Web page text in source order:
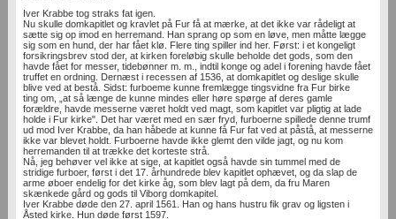
Iver Krabbe tog straks fat igen.
Nu skulle domkapitlet og kravlet på Fur få at mærke, at det ikke var rådeligt at
sætte sig op imod en herremand. Han sprang op som en løve, men måtte lægge
sig som en hund, der har fået klø. Flere ting spiller ind her. Først: i et kongeligt
forsikringsbrev stod der, at kirken foreløbig skulle beholde det gods, som den
havde fået for messer, tidebønner m. m., indtil konge og adel i forening havde fået
truffet en ordning. Dernæst i recessen af 1536, at domkapitlet og deslige skulle
blive ved at bestå. Sidst: furboeme kunne fremlægge tingsvidne fra Fur birke­
ting om, „at så længe de kunne mindes eller høre spørge af deres gamle
forældre, havde messerne været holdt ved magt, som kapitlet var pligtig at lade
holde i Fur kirke". Det har været med en sær fryd, furboerne spillede denne trumf
ud mod Iver Krabbe, da han håbede at kunne få Fur fat ved at påstå, at messerne
ikke var blevet holdt. Furboerne havde ikke glemt den vilde jagt, og nu kom
herremanden til at trække det korteste strå.
Nå, jeg behøver vel ikke at sige, at kapitlet også havde sin tummel med de
stridige furboer, først i det 17. århundrede blev kapitlet ophævet, og da slap de
arme øboer endelig for det kirke åg, som blev lagt på dem, da fru Maren
skænkede gård og gods til Viborg domkapitel.
Iver Krabbe døde den 27. april 1561. Han og hans hustru fik grav og ligsten i
Åsted kirke. Hun døde først 1597.